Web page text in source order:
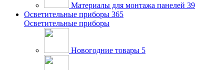
Материалы для монтажа панелей 39
Осветительные приборы 365
Осветительные приборы
Новогодние товары 5